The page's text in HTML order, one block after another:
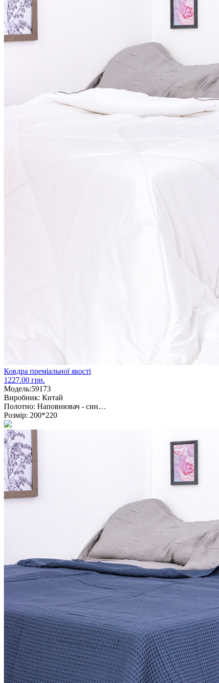
Ковдра преміальної якості
1227.00 грн.
Модель:59173
Виробник: Китай
Полотно: Наповнювач - син…
Розмір: 200*220